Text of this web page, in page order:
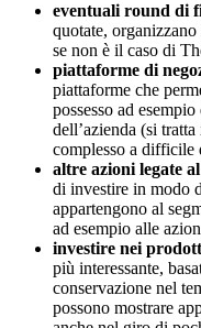
eventuali round di
quotate,
se non è il caso di
piattaforme di
piattaforme che
possesso ad
dell’azienda (si
complesso a difficile
altre azioni legate
di investire in modo
appartengono al
ad esempio alle
investire nei
più interessante,
conservazione nel
possono mostrare